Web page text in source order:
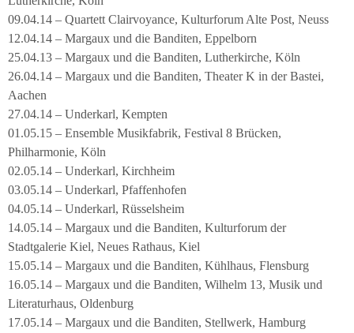
09.04.14 – Quartett Clairvoyance, Kulturforum Alte Post, Neuss
12.04.14 – Margaux und die Banditen, Eppelborn
25.04.13 – Margaux und die Banditen, Lutherkirche, Köln
26.04.14 – Margaux und die Banditen, Theater K in der Bastei,
Aachen
27.04.14 – Underkarl, Kempten
01.05.15 – Ensemble Musikfabrik, Festival 8 Brücken,
Philharmonie, Köln
02.05.14 – Underkarl, Kirchheim
03.05.14 – Underkarl, Pfaffenhofen
04.05.14 – Underkarl, Rüsselsheim
14.05.14 – Margaux und die Banditen, Kulturforum der
Stadtgalerie Kiel, Neues Rathaus, Kiel
15.05.14 – Margaux und die Banditen, Kühlhaus, Flensburg
16.05.14 – Margaux und die Banditen, Wilhelm 13, Musik und
Literaturhaus, Oldenburg
17.05.14 – Margaux und die Banditen, Stellwerk, Hamburg